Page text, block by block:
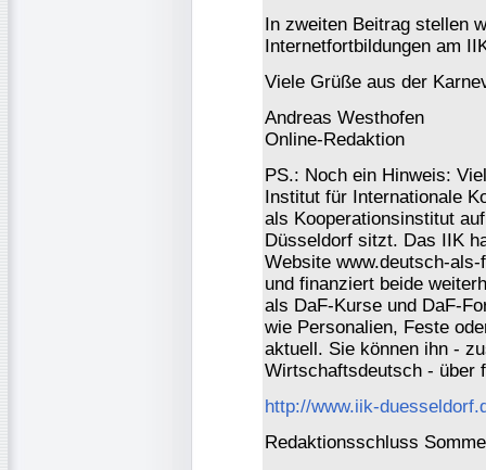
In zweiten Beitrag stellen
Internetfortbildungen am
Viele Grüße aus der
Andreas Westhofen
Online-Redaktion
PS.: Noch ein Hinweis:
Institut für Internationale
als Kooperationsinstitut
Düsseldorf sitzt. Das IIK
Website www.deutsch-
und finanziert beide
als DaF-Kurse und DaF-
wie Personalien, Feste
aktuell. Sie können ihn -
Wirtschaftsdeutsch - über
http://www.iik-
Redaktionsschluss